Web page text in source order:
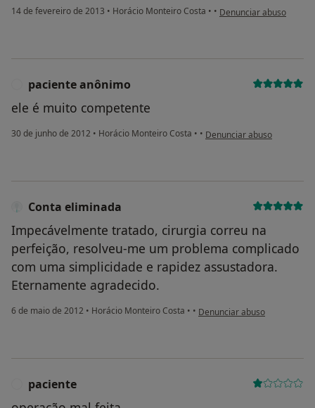
14 de fevereiro de 2013 • Horácio Monteiro Costa • • na opinião do utilizador
Denunciar abuso
paciente anônimo
ele é muito competente
30 de junho de 2012 • Horácio Monteiro Costa • • na opinião do utilizador
Denunciar abuso
Conta eliminada
Impecávelmente tratado, cirurgia correu na
perfeição, resolveu-me um problema complicado
com uma simplicidade e rapidez assustadora.
Eternamente agradecido.
6 de maio de 2012 • Horácio Monteiro Costa • • na opinião do utilizador
Denunciar abuso
paciente